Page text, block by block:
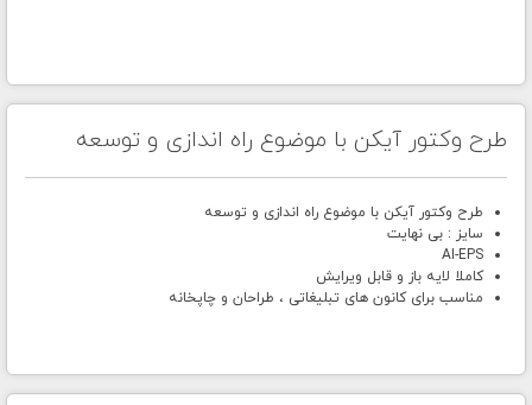
طرح وکتور آیکن با موضوع راه اندازی و توسعه
طرح وکتور آیکن با موضوع راه اندازی و توسعه
سایز : بی نهایت
AI-EPS
کاملا لایه باز و قابل ویرایش
مناسب برای کانون های تبلیغاتی ، طراحان و چاپخانه